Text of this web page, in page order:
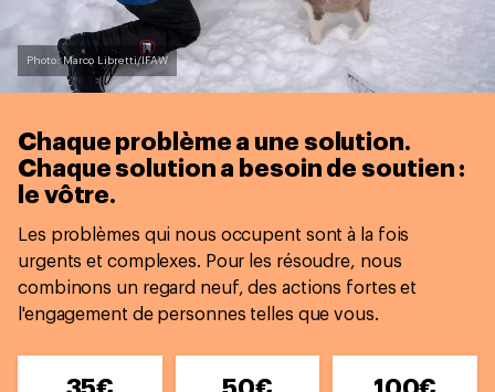
Photo: Marco Libretti/IFAW
Chaque problème a une solution.
Chaque solution a besoin de soutien :
le vôtre.
Les problèmes qui nous occupent sont à la fois
urgents et complexes. Pour les résoudre, nous
combinons un regard neuf, des actions fortes et
l'engagement de personnes telles que vous.